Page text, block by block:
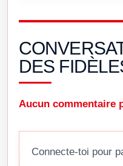
DES
Aucun commentaire
Connecte-toi pour